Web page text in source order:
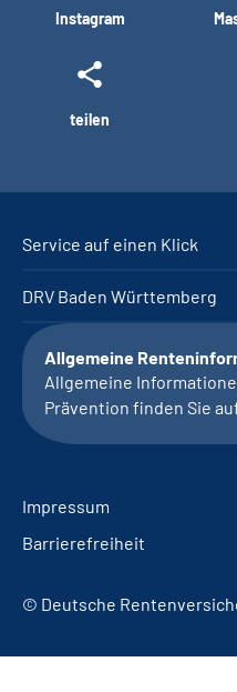
Instagram
teilen
Service auf einen Klick
DRV Baden Württemberg
Allgemeine
Allgemeine
Prävention finden Sie
Impressum
Barrierefreiheit
© Deutsche